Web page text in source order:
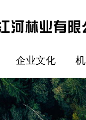
企业文化